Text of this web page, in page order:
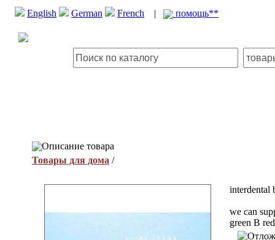
English German French | помощь**
Описание товара
Товары для дома /
interdental
we can
green B